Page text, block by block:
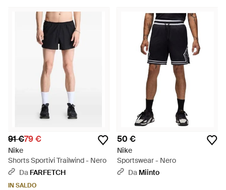
91 €79 €
Nike
Shorts Sportivi Trailwind - Nero
Da FARFETCH
IN SALDO
50 €
Nike
Sportswear - Nero
Da Miinto